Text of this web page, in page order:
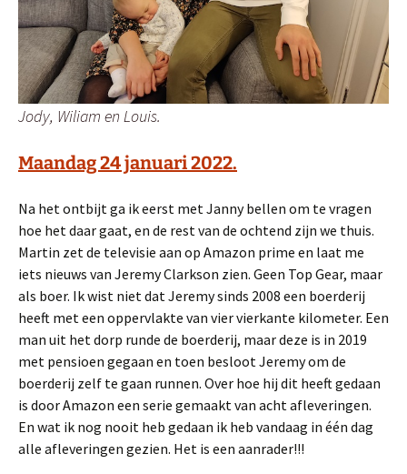
Jody, Wiliam en Louis.
Maandag 24 januari 2022.
Na het ontbijt ga ik eerst met Janny bellen om te vragen
hoe het daar gaat, en de rest van de ochtend zijn we thuis.
Martin zet de televisie aan op Amazon prime en laat me
iets nieuws van Jeremy Clarkson zien. Geen Top Gear, maar
als boer. Ik wist niet dat Jeremy sinds 2008 een boerderij
heeft met een oppervlakte van vier vierkante kilometer. Een
man uit het dorp runde de boerderij, maar deze is in 2019
met pensioen gegaan en toen besloot Jeremy om de
boerderij zelf te gaan runnen. Over hoe hij dit heeft gedaan
is door Amazon een serie gemaakt van acht afleveringen.
En wat ik nog nooit heb gedaan ik heb vandaag in één dag
alle afleveringen gezien. Het is een aanrader!!!